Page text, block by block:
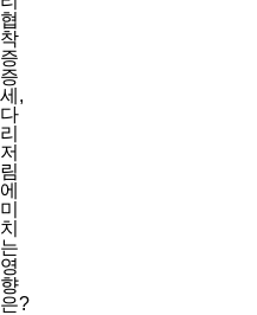
협
착
증
증
세,
다
리
저
림
에
미
치
는
영
향
은?